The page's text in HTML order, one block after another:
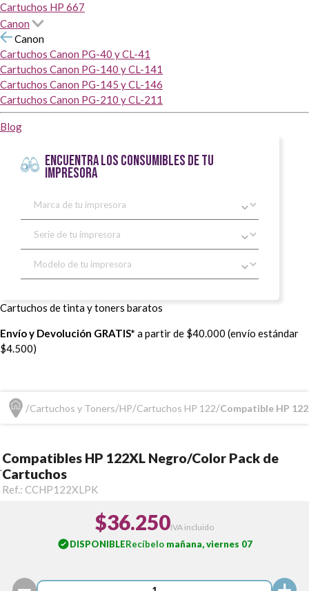
Cartuchos HP 667
Canon
Canon
Cartuchos Canon PG-40 y CL-41
Cartuchos Canon PG-140 y CL-141
Cartuchos Canon PG-145 y CL-146
Cartuchos Canon PG-210 y CL-211
Blog
ENCUENTRA LOS CONSUMIBLES DE TU
IMPRESORA
Cartuchos de tinta y toners baratos
Envío y Devolución GRATIS* a partir de $40.000 (envío estándar
$4.500)
Cartuchos y Toners HP Cartuchos HP 122 Compatible HP
Compatibles HP 122XL Negro/Color Pack de
Cartuchos
Ref.: CCHP122XLPK
$36.250IVA incluido
DISPONIBLERecíbelo mañana, viernes 07